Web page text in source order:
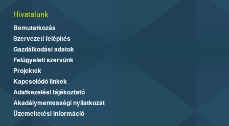
Hivatalunk
Bemutatkozás
Szervezeti felépítés
Gazdálkodási adatok
Felügyeleti szervünk
Projektek
Kapcsolódó linkek
Adatkezelési tájékoztató
Akadálymentességi nyilatkozat
Üzemeltetési információ